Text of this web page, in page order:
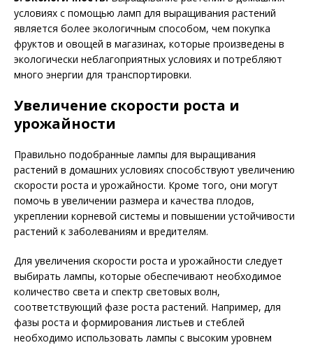
условиях с помощью ламп для выращивания растений
является более экологичным способом, чем покупка
фруктов и овощей в магазинах, которые произведены в
экологически неблагоприятных условиях и потребляют
много энергии для транспортировки.
Увеличение скорости роста и
урожайности
Правильно подобранные лампы для выращивания
растений в домашних условиях способствуют увеличению
скорости роста и урожайности. Кроме того, они могут
помочь в увеличении размера и качества плодов,
укреплении корневой системы и повышении устойчивости
растений к заболеваниям и вредителям.
Для увеличения скорости роста и урожайности следует
выбирать лампы, которые обеспечивают необходимое
количество света и спектр световых волн,
соответствующий фазе роста растений. Например, для
фазы роста и формирования листьев и стеблей
необходимо использовать лампы с высоким уровнем